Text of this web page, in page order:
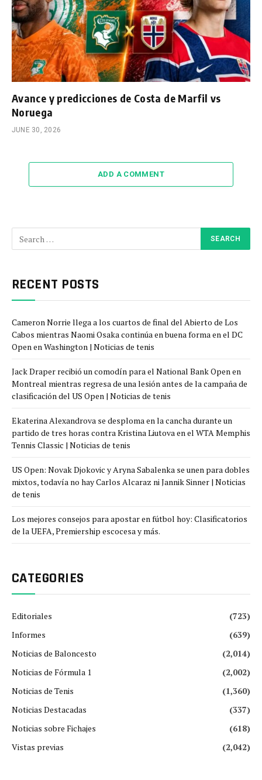
Avance y predicciones de Costa de Marfil vs
Noruega
JUNE 30, 2026
ADD A COMMENT
RECENT POSTS
Cameron Norrie llega a los cuartos de final del Abierto de Los
Cabos mientras Naomi Osaka continúa en buena forma en el DC
Open en Washington | Noticias de tenis
Jack Draper recibió un comodín para el National Bank Open en
Montreal mientras regresa de una lesión antes de la campaña de
clasificación del US Open | Noticias de tenis
Ekaterina Alexandrova se desploma en la cancha durante un
partido de tres horas contra Kristina Liutova en el WTA Memphis
Tennis Classic | Noticias de tenis
US Open: Novak Djokovic y Aryna Sabalenka se unen para dobles
mixtos, todavía no hay Carlos Alcaraz ni Jannik Sinner | Noticias
de tenis
Los mejores consejos para apostar en fútbol hoy: Clasificatorios
de la UEFA, Premiership escocesa y más.
CATEGORIES
Editoriales
(723)
Informes
(639)
Noticias de Baloncesto
(2,014)
Noticias de Fórmula 1
(2,002)
Noticias de Tenis
(1,360)
Noticias Destacadas
(337)
Noticias sobre Fichajes
(618)
Vistas previas
(2,042)